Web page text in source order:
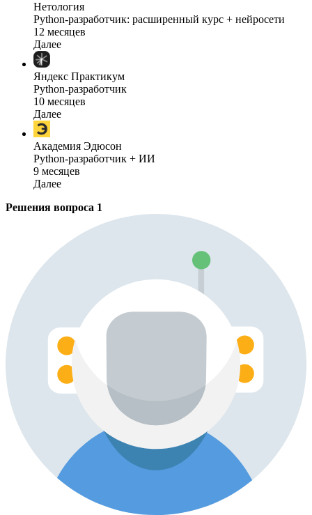
Нетология
Python-разработчик: расширенный курс + нейросети
12 месяцев
Далее
Яндекс Практикум
Python-разработчик
10 месяцев
Далее
Академия Эдюсон
Python-разработчик + ИИ
9 месяцев
Далее
Решения вопроса 1